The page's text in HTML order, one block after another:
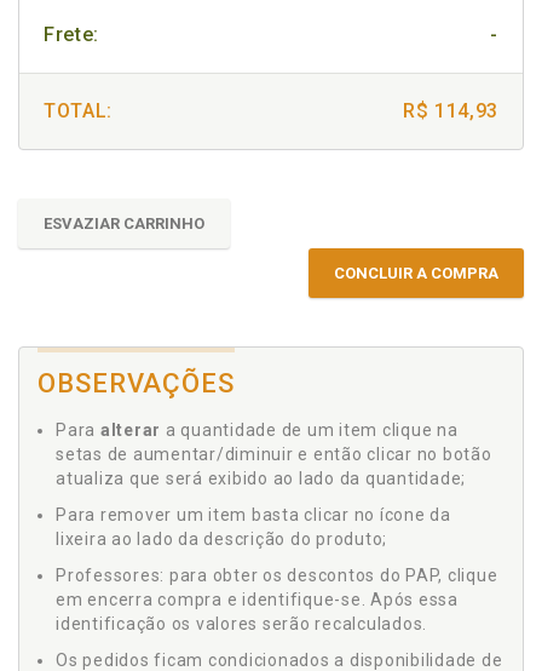
Frete: -
TOTAL: R$ 114,93
ESVAZIAR CARRINHO
CONCLUIR A COMPRA
OBSERVAÇÕES
Para alterar a quantidade de um item clique na
setas de aumentar/diminuir e então clicar no botão
atualiza que será exibido ao lado da quantidade;
Para remover um item basta clicar no ícone da
lixeira ao lado da descrição do produto;
Professores: para obter os descontos do PAP, clique
em encerra compra e identifique-se. Após essa
identificação os valores serão recalculados.
Os pedidos ficam condicionados a disponibilidade de